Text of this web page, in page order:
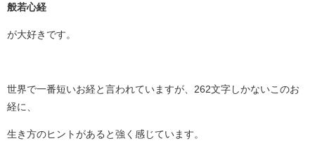
般若心経
が大好きです。
世界で一番短いお経と言われていますが、262文字しかないこのお
経に、
生き方のヒントがあると強く感じています。